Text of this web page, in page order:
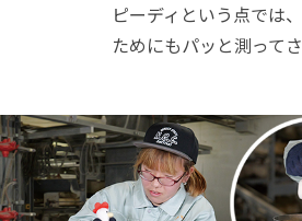
ピーディという点では
ためにもパッと測って